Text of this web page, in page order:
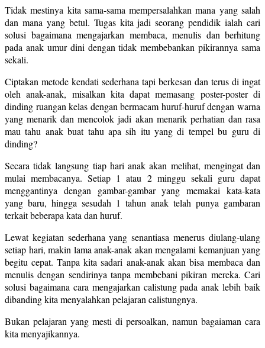
Tidak mestinya kita sama-sama mempersalahkan mana yang salah
dan mana yang betul. Tugas kita jadi seorang pendidik ialah cari
solusi bagaimana mengajarkan membaca, menulis dan berhitung
pada anak umur dini dengan tidak membebankan pikirannya sama
sekali.
Ciptakan metode kendati sederhana tapi berkesan dan terus di ingat
oleh anak-anak, misalkan kita dapat memasang poster-poster di
dinding ruangan kelas dengan bermacam huruf-huruf dengan warna
yang menarik dan mencolok jadi akan menarik perhatian dan rasa
mau tahu anak buat tahu apa sih itu yang di tempel bu guru di
dinding?
Secara tidak langsung tiap hari anak akan melihat, mengingat dan
mulai membacanya. Setiap 1 atau 2 minggu sekali guru dapat
menggantinya dengan gambar-gambar yang memakai kata-kata
yang baru, hingga sesudah 1 tahun anak telah punya gambaran
terkait beberapa kata dan huruf.
Lewat kegiatan sederhana yang senantiasa menerus diulang-ulang
setiap hari, makin lama anak-anak akan mengalami kemanjuan yang
begitu cepat. Tanpa kita sadari anak-anak akan bisa membaca dan
menulis dengan sendirinya tanpa membebani pikiran mereka. Cari
solusi bagaimana cara mengajarkan calistung pada anak lebih baik
dibanding kita menyalahkan pelajaran calistungnya.
Bukan pelajaran yang mesti di persoalkan, namun bagaiaman cara
kita menyajikannya.